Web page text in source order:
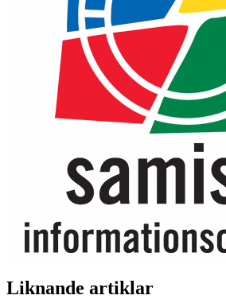
Liknande artiklar